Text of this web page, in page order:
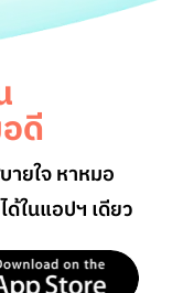
ดี
ยใจ หาหมอ
ในแอปฯ เดียว